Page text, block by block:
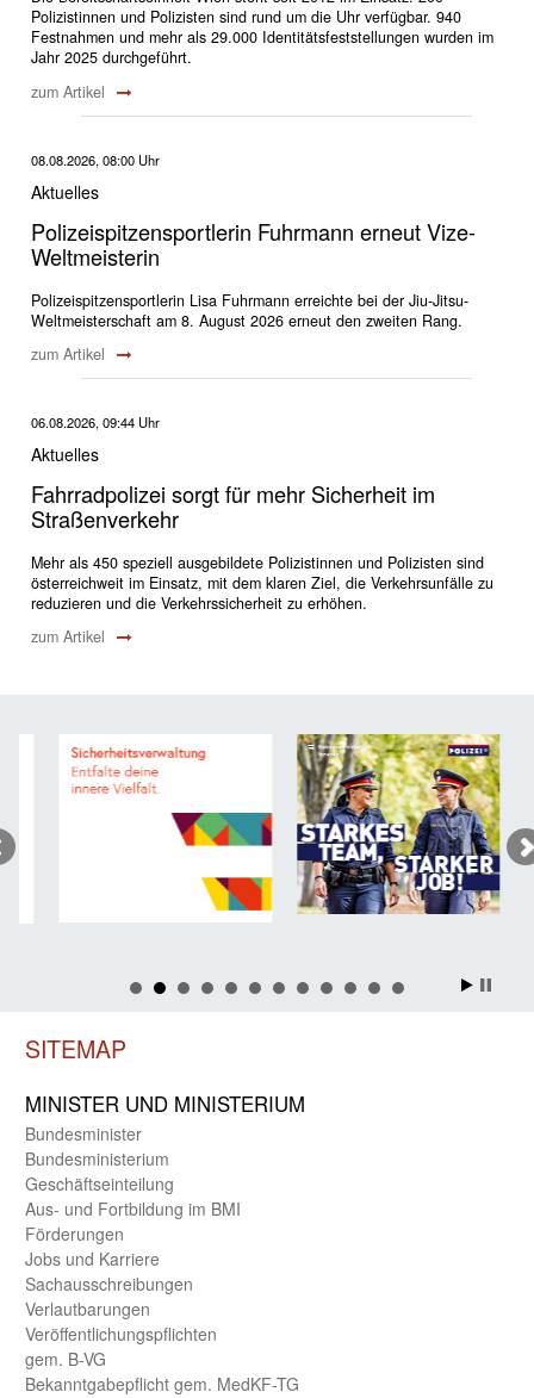
Polizistinnen und Polizisten sind rund um die Uhr verfügbar. 940
Festnahmen und mehr als 29.000 Identitätsfeststellungen wurden im
Jahr 2025 durchgeführt.
zum Artikel
08.08.2026, 08:00 Uhr
Aktuelles
Polizeispitzensportlerin Fuhrmann erneut Vize-
Weltmeisterin
Polizeispitzensportlerin Lisa Fuhrmann erreichte bei der Jiu-Jitsu-
Weltmeisterschaft am 8. August 2026 erneut den zweiten Rang.
zum Artikel
06.08.2026, 09:44 Uhr
Aktuelles
Fahrradpolizei sorgt für mehr Sicherheit im
Straßenverkehr
Mehr als 450 speziell ausgebildete Polizistinnen und Polizisten sind
österreichweit im Einsatz, mit dem klaren Ziel, die Verkehrsunfälle zu
reduzieren und die Verkehrssicherheit zu erhöhen.
zum Artikel
SITEMAP
MINISTER UND MINIST­ERIUM
Bundes­minister
Bundes­ministerium
Geschäfts­einteilung
Aus- und Fortbildung im BMI
Förderungen
Jobs und Karriere
Sachaus­schreibungen
Verlautbarungen
Veröffentlichungspflichten
gem. B-VG
Bekanntgabepflicht gem. MedKF-TG